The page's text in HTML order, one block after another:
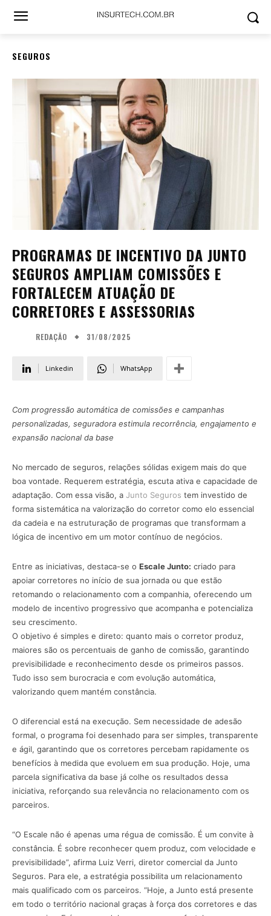
SEGUROS
PROGRAMAS DE INCENTIVO DA JUNTO
SEGUROS AMPLIAM COMISSÕES E
FORTALECEM ATUAÇÃO DE
CORRETORES E ASSESSORIAS
REDAÇÃO 31/08/2025
Linkedin WhatsApp
Com progressão automática de comissões e campanhas
personalizadas, seguradora estimula recorrência, engajamento e
expansão nacional da base
No mercado de seguros, relações sólidas exigem mais do que
boa vontade. Requerem estratégia, escuta ativa e capacidade de
adaptação. Com essa visão, a Junto Seguros tem investido de
forma sistemática na valorização do corretor como elo essencial
da cadeia e na estruturação de programas que transformam a
lógica de incentivo em um motor contínuo de negócios.
Entre as iniciativas, destaca-se o Escale Junto: criado para
apoiar corretores no início de sua jornada ou que estão
retomando o relacionamento com a companhia, oferecendo um
modelo de incentivo progressivo que acompanha e potencializa
seu crescimento.
O objetivo é simples e direto: quanto mais o corretor produz,
maiores são os percentuais de ganho de comissão, garantindo
previsibilidade e reconhecimento desde os primeiros passos.
Tudo isso sem burocracia e com evolução automática,
valorizando quem mantém constância.
O diferencial está na execução. Sem necessidade de adesão
formal, o programa foi desenhado para ser simples, transparente
e ágil, garantindo que os corretores percebam rapidamente os
benefícios à medida que evoluem em sua produção. Hoje, uma
parcela significativa da base já colhe os resultados dessa
iniciativa, reforçando sua relevância no relacionamento com os
parceiros.
“O Escale não é apenas uma régua de comissão. É um convite à
constância. É sobre reconhecer quem produz, com velocidade e
previsibilidade”, afirma Luiz Verri, diretor comercial da Junto
Seguros. Para ele, a estratégia possibilita um relacionamento
mais qualificado com os parceiros. “Hoje, a Junto está presente
em todo o território nacional graças à força dos corretores e das